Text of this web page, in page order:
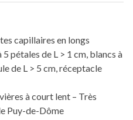
capillaires en longs
pétales de L > 1 cm, blancs à
de L > 5 cm, réceptacle
à court lent – Très
Puy-de-Dôme